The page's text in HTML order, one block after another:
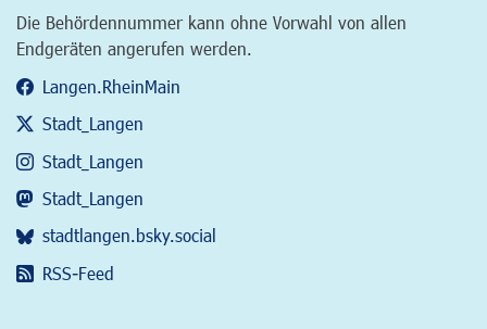
Die Behördennummer kann ohne Vorwahl von allen
Endgeräten angerufen werden.
Langen.RheinMain
Stadt_Langen
Stadt_Langen
Stadt_Langen
stadtlangen.bsky.social
RSS-Feed